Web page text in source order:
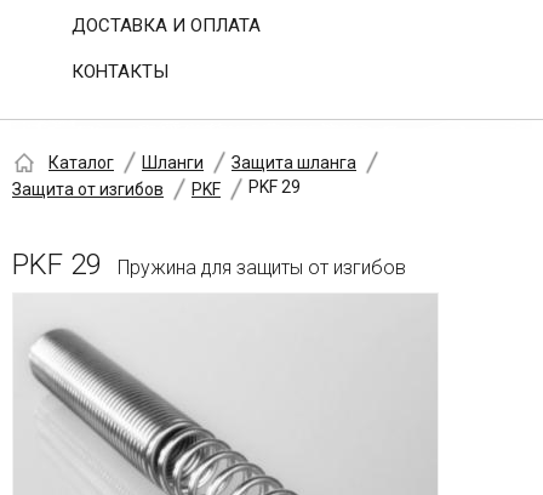
ДОСТАВКА И ОПЛАТА
КОНТАКТЫ
Каталог Шланги
Защита шланга
Защита от изгибов
PKF PKF 29
PKF 29 Пружина для защиты от изгибов